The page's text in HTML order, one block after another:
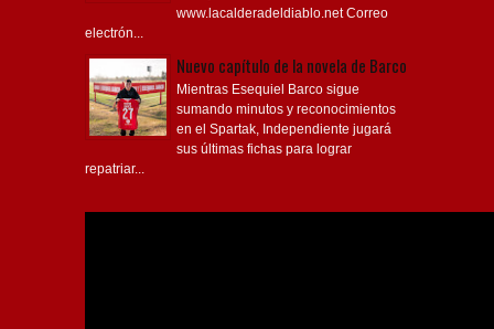
www.lacalderadeldiablo.net Correo
electrón...
Nuevo capítulo de la novela de Barco
Mientras Esequiel Barco sigue
sumando minutos y reconocimientos
en el Spartak, Independiente jugará
sus últimas fichas para lograr
repatriar...